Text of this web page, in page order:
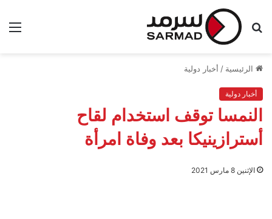
بحث
الرئيسية / أخبار دولية
أخبار دولية
النمسا توقف استخدام لقاح
أسترازينيكا بعد وفاة امرأة
الإثنين 8 مارس 2021